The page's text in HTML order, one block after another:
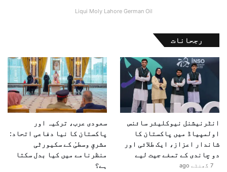
Liqui Moly Lahore German Oil
رجحانات
انٹرنیشنل نیوکلیئر سائنس
اولمپیاڈ میں پاکستان کا
شاندار اعزاز، ایک طلائی اور
دو چاندی کے تمغے جیت لیے
7 گھنٹے ago
سعودی عرب، ترکیہ اور
پاکستان کا نیا دفاعی اتحاد:
مشرقِ وسطیٰ کے سکیورٹی
منظرنامے میں کیا بدل سکتا
ہے؟